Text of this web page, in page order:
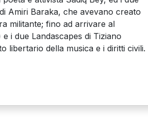
Amiri Baraka, che avevano creato
militante; fino ad arrivare al
i due Landascapes di Tiziano
libertario della musica e i diritti civili.